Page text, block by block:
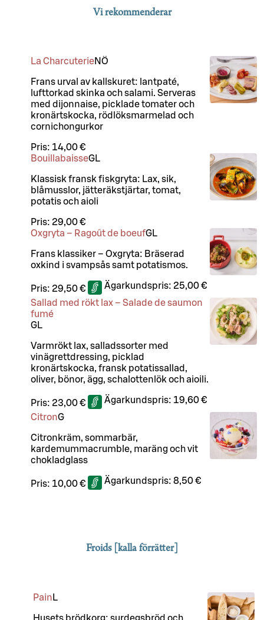
Vi rekommenderar
La CharcuterieNÖ
Frans urval av kallskuret: lantpaté,
lufttorkad skinka och salami. Serveras
med dijonnaise, picklade tomater och
kronärtskocka, rödlöksmarmelad och
cornichongurkor
Pris: 14,00 €
BouillabaisseGL
Klassisk fransk fiskgryta: Lax, sik,
blåmusslor, jätteräkstjärtar, tomat,
potatis och aioli
Pris: 29,00 €
Oxgryta – Ragoût de boeufGL
Frans klassiker – Oxgryta: Bräserad
oxkind i svampsås samt potatismos.
Pris: 29,50 € Ägarkundspris: 25,00 €
Sallad med rökt lax – Salade de saumon
fumé
GL
Varmrökt lax, salladssorter med
vinägrettdressing, picklad
kronärtskocka, fransk potatissallad,
oliver, bönor, ägg, schalottenlök och aioili.
Pris: 23,00 € Ägarkundspris: 19,60 €
CitronG
Citronkräm, sommarbär,
kardemummacrumble, maräng och vit
chokladglass
Pris: 10,00 € Ägarkundspris: 8,50 €
Froids [kalla förrätter]
Pain L
Husets brödkorg: surdegsbröd och